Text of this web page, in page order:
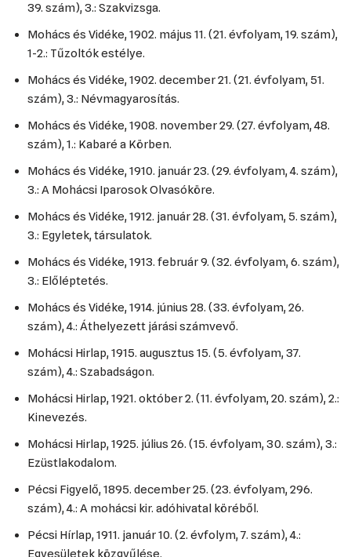
39. szám), 3.: Szakvizsga.
Mohács és Vidéke, 1902. május 11. (21. évfolyam, 19. szám),
1-2.: Tűzoltók estélye.
Mohács és Vidéke, 1902. december 21. (21. évfolyam, 51.
szám), 3.: Névmagyarosítás.
Mohács és Vidéke, 1908. november 29. (27. évfolyam, 48.
szám), 1.: Kabaré a Körben.
Mohács és Vidéke, 1910. január 23. (29. évfolyam, 4. szám),
3.: A Mohácsi Iparosok Olvasóköre.
Mohács és Vidéke, 1912. január 28. (31. évfolyam, 5. szám),
3.: Egyletek, társulatok.
Mohács és Vidéke, 1913. február 9. (32. évfolyam, 6. szám),
3.: Előléptetés.
Mohács és Vidéke, 1914. június 28. (33. évfolyam, 26.
szám), 4.: Áthelyezett járási számvevő.
Mohácsi Hirlap, 1915. augusztus 15. (5. évfolyam, 37.
szám), 4.: Szabadságon.
Mohácsi Hirlap, 1921. október 2. (11. évfolyam, 20. szám), 2.:
Kinevezés.
Mohácsi Hirlap, 1925. július 26. (15. évfolyam, 30. szám), 3.:
Ezüstlakodalom.
Pécsi Figyelő, 1895. december 25. (23. évfolyam, 296.
szám), 4.: A mohácsi kir. adóhivatal köréből.
Pécsi Hírlap, 1911. január 10. (2. évfolym, 7. szám), 4.:
Egyesületek közgyűlése.